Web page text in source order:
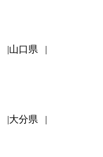
山口県
大分県